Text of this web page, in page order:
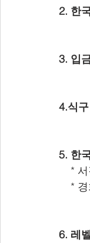
2. 한
3. 입
4.식
5. 한
* 서
* 경
6. 레